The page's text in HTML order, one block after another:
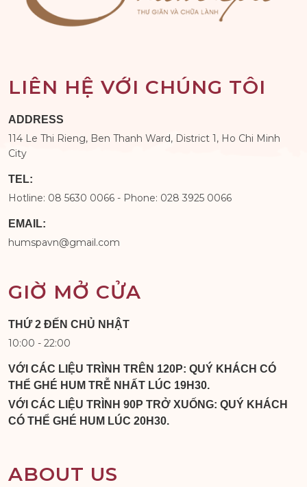
LIÊN HỆ VỚI CHÚNG TÔI
ADDRESS
114 Le Thi Rieng, Ben Thanh Ward, District 1, Ho Chi Minh
City
TEL:
Hotline: 08 5630 0066 - Phone: 028 3925 0066
EMAIL:
humspavn@gmail.com
GIỜ MỞ CỬA
THỨ 2 ĐẾN CHỦ NHẬT
10:00 - 22:00
VỚI CÁC LIỆU TRÌNH TRÊN 120P: QUÝ KHÁCH CÓ
THỂ GHÉ HUM TRỄ NHẤT LÚC 19H30.
VỚI CÁC LIỆU TRÌNH 90P TRỞ XUỐNG: QUÝ KHÁCH
CÓ THỂ GHÉ HUM LÚC 20H30.
ABOUT US